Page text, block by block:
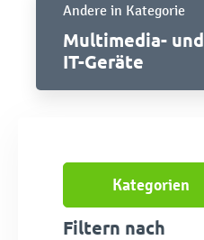
Andere in Kategorie
Multimedia- und
IT-Geräte
Kategorien
Filtern nach